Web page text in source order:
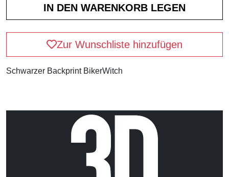
Zur Wunschliste hinzufügen
Schwarzer Backprint BikerWitch